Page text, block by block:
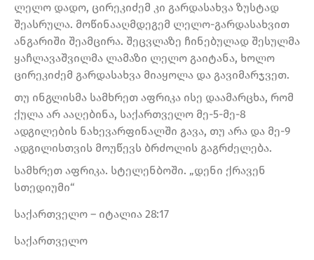
ლელო დადო, ცირეკიძემ კი გარდასახვა ზუსტად
შეასრულა. მოწინააღმდეგემ ლელო-გარდასახვით
ანგარიში შეამცირა. შეცვლაზე ჩინებულად შესულმა
ყაჩლავაშვილმა ლამაზი ლელო გაიტანა, ხოლო
ცირეკიძემ გარდასახვა მიაყოლა და გავიმარჯვეთ.
თუ ინგლისმა სამხრეთ აფრიკა ისე დაამარცხა, რომ
ქულა არ ააღებინა, საქართველო მე-5-მე-8
ადგილების ნახევარფინალში გავა, თუ არა და მე-9
ადგილისთვის მოუწევს ბრძოლის გაგრძელება.
სამხრეთ აფრიკა. სტელენბოში. „დენი ქრავენ
სთედიუმი“
საქართველო – იტალია 28:17
საქართველო